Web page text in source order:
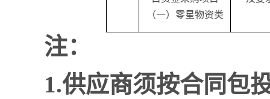
（一）零星物资类
注：
1.供应商须按合同包